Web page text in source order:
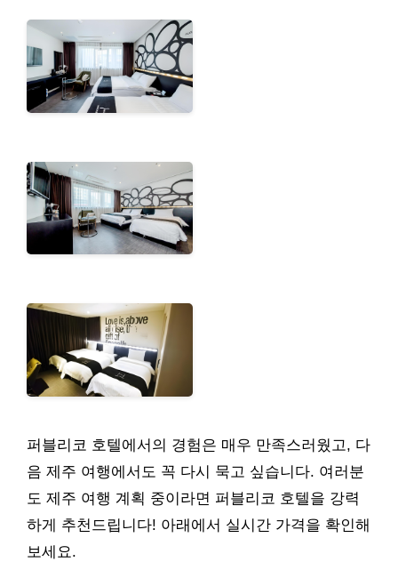
퍼블리코 호텔에서의 경험은 매우 만족스러웠고, 다
음 제주 여행에서도 꼭 다시 묵고 싶습니다. 여러분
도 제주 여행 계획 중이라면 퍼블리코 호텔을 강력
하게 추천드립니다! 아래에서 실시간 가격을 확인해
보세요.